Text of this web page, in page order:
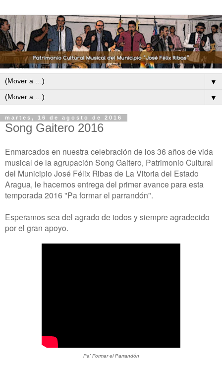
▼
▼
martes, 16 de agosto de 2016
Song Gaitero 2016
Enmarcados en nuestra celebración de los 36 años de vida
musical de la agrupación Song Gaitero, Patrimonio Cultural
del Municipio José Félix Ribas de La Vitoria del Estado
Aragua, le hacemos entrega del primer avance para esta
temporada 2016 "Pa formar el parrandón".
Esperamos sea del agrado de todos y siempre agradecido
por el gran apoyo.
Pa' Formar el Parrandón